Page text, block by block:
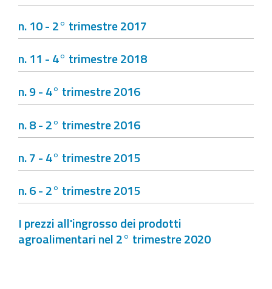
n. 10 - 2° trimestre 2017
n. 11 - 4° trimestre 2018
n. 9 - 4° trimestre 2016
n. 8 - 2° trimestre 2016
n. 7 - 4° trimestre 2015
n. 6 - 2° trimestre 2015
I prezzi all'ingrosso dei prodotti
agroalimentari nel 2° trimestre 2020